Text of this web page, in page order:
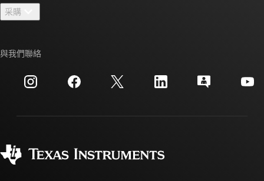
新聞室
活動
投資人關系
TI E2E™ 設計支援論壇
交互參考搜索
客戶支援中心
myTI 帳戶常見問題解答
采購
訂購 FAQ
與我們聯絡